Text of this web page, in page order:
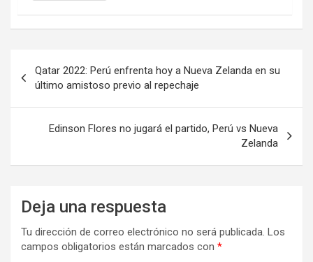
de
entradas
Qatar 2022: Perú enfrenta hoy a Nueva Zelanda en su
último amistoso previo al repechaje
Edinson Flores no jugará el partido, Perú vs Nueva
Zelanda
Deja una respuesta
Tu dirección de correo electrónico no será publicada. Los
campos obligatorios están marcados con *